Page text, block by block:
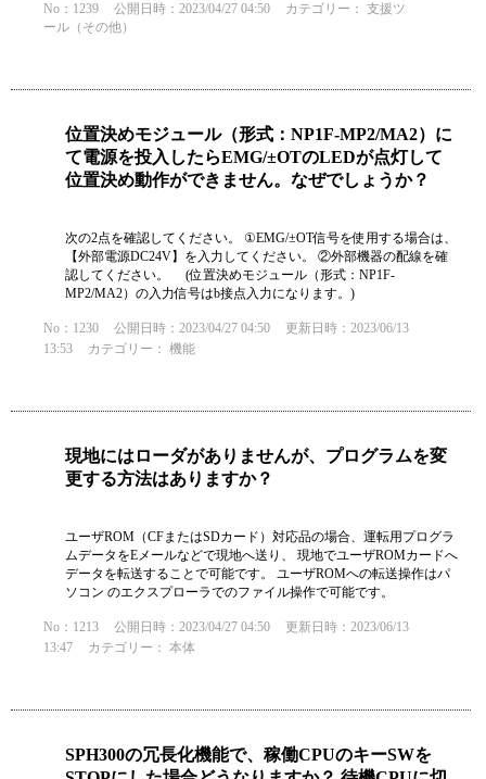
No：1239 公開日時：2023/04/27 04:50 カテゴリー： 支援ツ
ール（その他）
位置決めモジュール（形式：NP1F-MP2/MA2）に
て電源を投入したらEMG/±OTのLEDが点灯して
位置決め動作ができません。なぜでしょうか？
次の2点を確認してください。 ①EMG/±OT信号を使用する場合は、
【外部電源DC24V】を入力してください。 ②外部機器の配線を確
認してください。 (位置決めモジュール（形式：NP1F-
MP2/MA2）の入力信号はb接点入力になります。)
No：1230 公開日時：2023/04/27 04:50
更新日時：2023/06/13
13:53
カテゴリー： 機能
現地にはローダがありませんが、プログラムを変
更する方法はありますか？
ユーザROM（CFまたはSDカード）対応品の場合、運転用プログラ
ムデータをEメールなどで現地へ送り、 現地でユーザROMカードへ
データを転送することで可能です。 ユーザROMへの転送操作はパ
ソコン のエクスプローラでのファイル操作で可能です。
No：1213 公開日時：2023/04/27 04:50
更新日時：2023/06/13
13:47
カテゴリー： 本体
SPH300の冗長化機能で、稼働CPUのキーSWを